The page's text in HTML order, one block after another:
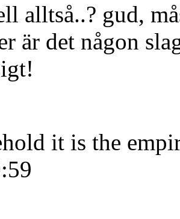
alltså..? gud,
är det någon
it is the